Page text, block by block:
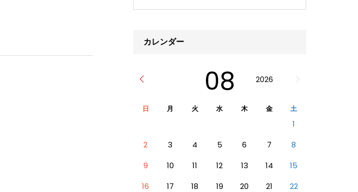
カレンダー
08 2026
日 月 火 水 木 金 土
1
2
3 4 5 6 7
8
9
10 11 12 13 14
15
16
17 18 19 20 21
22